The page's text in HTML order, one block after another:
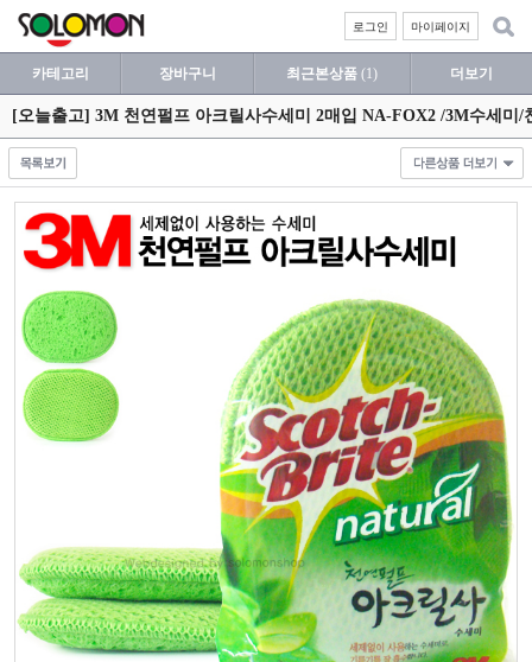
마이페이지
로그인
카테고리 장바구니 최근본상품 (1) 더보기
[오늘출고] 3M 천연펄프 아크릴사수세미 2매입 NA-FOX2 /3M수세미/